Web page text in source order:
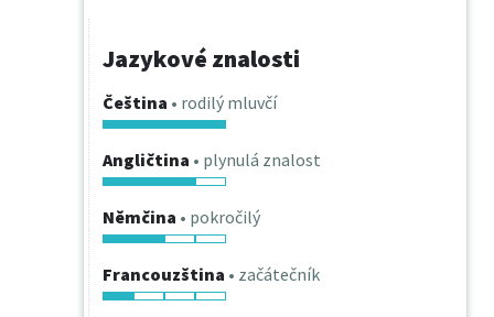
Jazykové znalosti
Čeština • rodilý mluvčí
Angličtina • plynulá znalost
Němčina • pokročilý
Francouzština • začátečník